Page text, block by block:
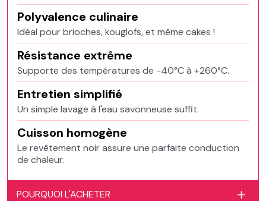
Polyvalence culinaire
Idéal pour brioches, kouglofs, et même cakes !
Résistance extrême
Supporte des températures de -40°C à +260°C.
Entretien simplifié
Un simple lavage à l'eau savonneuse suffit.
Cuisson homogène
Le revêtement noir assure une parfaite conduction
de chaleur.
POURQUOI L'ACHETER